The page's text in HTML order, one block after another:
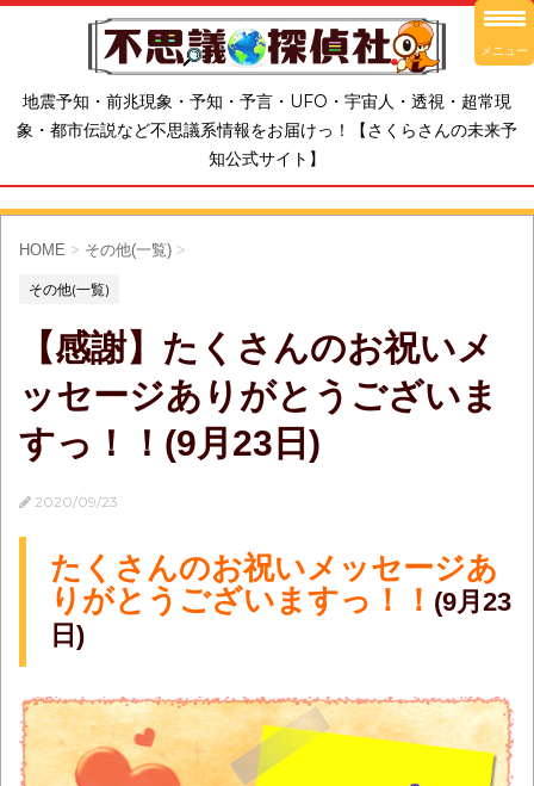
地震予知・前兆現象・予知・予言・UFO・宇宙人・透視・超常現
象・都市伝説など不思議系情報をお届けっ！【さくらさんの未来予
知公式サイト】
HOME > その他(一覧) >
その他(一覧)
【感謝】たくさんのお祝いメ
ッセージありがとうございま
すっ！！(9月23日)
2020/09/23
たくさんのお祝いメッセージあ
りがとうございますっ！！ (9月23
日)
メニュー